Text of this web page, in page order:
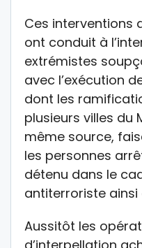
Ces interventions
ont conduit à
extrémistes
avec l’exécution
dont les
plusieurs villes du
même source,
les personnes
détenu dans le
antiterroriste ainsi
Aussitôt les